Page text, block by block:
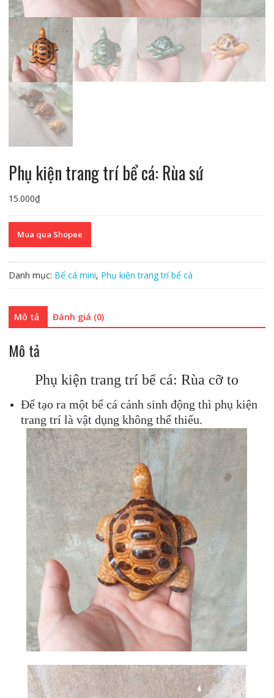
Phụ kiện trang trí bể cá: Rùa sứ
15.000₫
Mua qua Shopee
Danh mục: Bể cá mini, Phụ kiện trang trí bể cá
Mô tả Đánh giá (0)
Mô tả
Phụ kiện trang trí bể cá: Rùa cỡ to
Để tạo ra một bể cá cảnh sinh động thì phụ kiện
trang trí là vật dụng không thể thiếu.